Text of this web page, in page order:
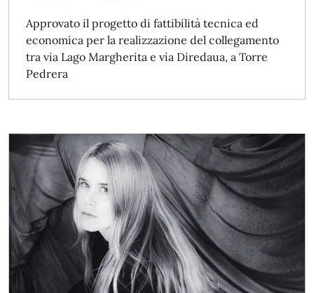
Approvato il progetto di fattibilità tecnica ed
economica per la realizzazione del collegamento
tra via Lago Margherita e via Diredaua, a Torre
Pedrera